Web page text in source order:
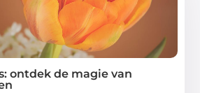
ontdek de magie van